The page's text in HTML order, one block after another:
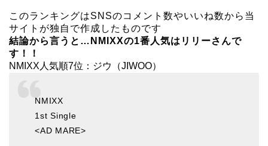
このランキングはSNSのコメント数やいいね数から当
サイトが独自で作成したものです
結論から言うと…NMIXXの1番人気はリリーさんで
す！！
NMIXX人気順7位：ジウ（JIWOO）
NMIXX
1st Single
<AD MARE>